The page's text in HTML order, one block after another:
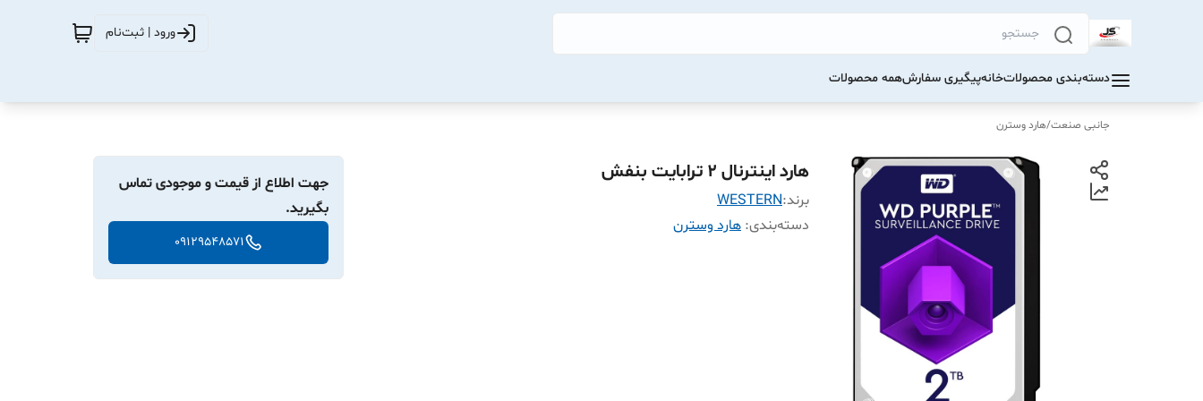
ورود | ثبت‌نام
دسته‌بندی محصولاتخانهپیگیری سفارشهمه محصولات
جانبی صنعت/هارد وسترن
هارد اینترنال 2 ترابایت بنفش
برند:WESTERN
دسته‌بندی: هارد وسترن
جهت اطلاع از قیمت و موجودی تماس
بگیرید.
09129548571